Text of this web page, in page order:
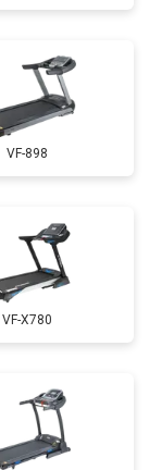
VF-898
VF-X780